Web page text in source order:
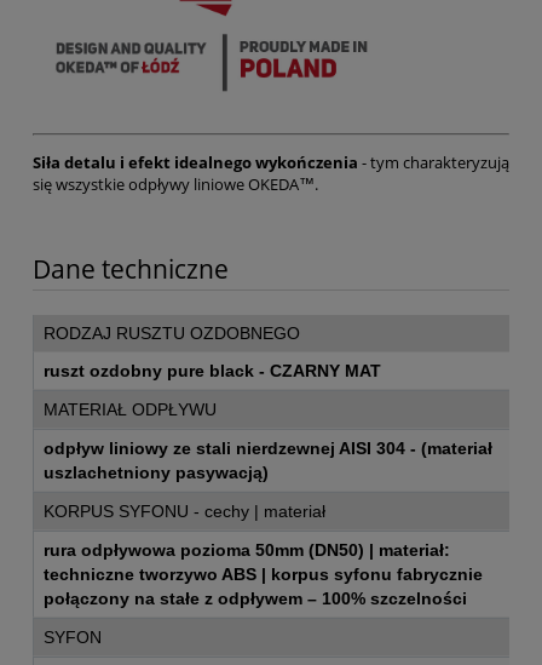
Siła detalu i efekt idealnego wykończenia - tym charakteryzują
się wszystkie odpływy liniowe OKEDA™.
Dane techniczne
RODZAJ RUSZTU OZDOBNEGO
ruszt ozdobny pure black - CZARNY MAT
MATERIAŁ ODPŁYWU
odpływ liniowy ze stali nierdzewnej AISI 304 - (materiał
uszlachetniony pasywacją)
KORPUS SYFONU - cechy | materiał
rura odpływowa pozioma 50mm (DN50) | materiał:
techniczne tworzywo ABS | korpus syfonu fabrycznie
połączony na stałe z odpływem – 100% szczelności
SYFON